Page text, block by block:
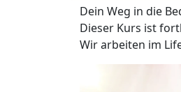
Dein Weg in die
Dieser Kurs ist
Wir arbeiten im